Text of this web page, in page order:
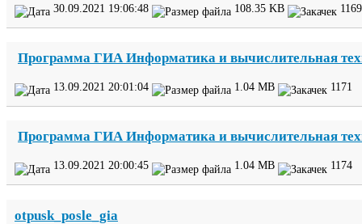
30 09 2021 19:06:48 108 35 KB 1169
Программа ГИАИнформатика и вычислительная
13 09 2021 20:01:04 1 04 MB 1171
Программа ГИАИнформатика и вычислительная
13.09.2021 20:00:45 1.04 MB 1174
otpusk_​posle_​gia